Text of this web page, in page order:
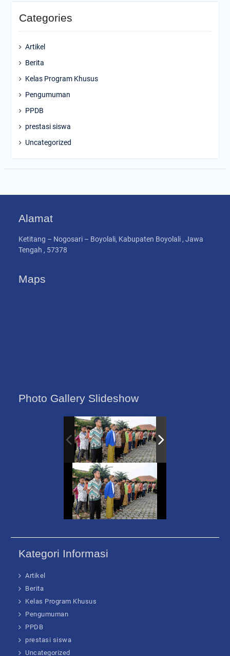
Categories
Artikel
Berita
Kelas Program Khusus
Pengumuman
PPDB
prestasi siswa
Uncategorized
Alamat
Ketitang – Nogosari – Boyolali, Kabupaten Boyolali , Jawa
Tengah , 57378
Maps
Photo Gallery Slideshow
Kategori Informasi
Artikel
Berita
Kelas Program Khusus
Pengumuman
PPDB
prestasi siswa
Uncategorized